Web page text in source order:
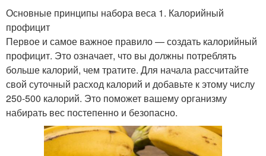
Основные принципы набора веса 1. Калорийный
профицит
Первое и самое важное правило — создать калорийный
профицит. Это означает, что вы должны потреблять
больше калорий, чем тратите. Для начала рассчитайте
свой суточный расход калорий и добавьте к этому числу
250-500 калорий. Это поможет вашему организму
набирать вес постепенно и безопасно.